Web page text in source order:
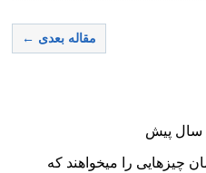
مقاله بعدی ←